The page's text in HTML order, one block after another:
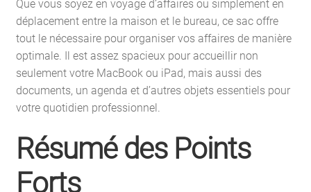
Que vous soyez en voyage d’affaires ou simplement en
déplacement entre la maison et le bureau, ce sac offre
tout le nécessaire pour organiser vos affaires de manière
optimale. Il est assez spacieux pour accueillir non
seulement votre MacBook ou iPad, mais aussi des
documents, un agenda et d’autres objets essentiels pour
votre quotidien professionnel.
Résumé des Points
Forts